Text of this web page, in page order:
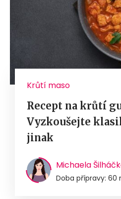
Krůtí maso
Recept na krůtí
Vyzkoušejte
jinak
Michaela
Doba přípravy: 60